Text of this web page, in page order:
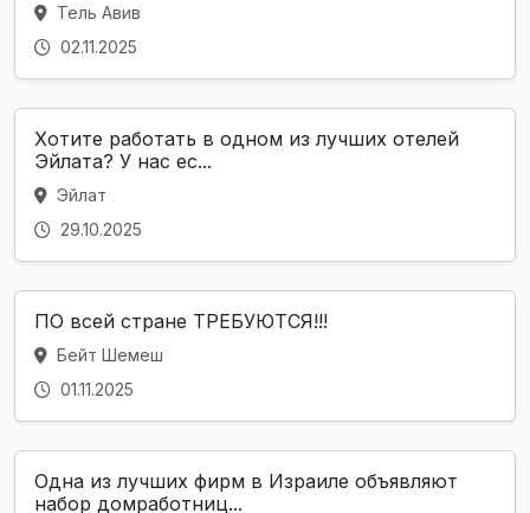
Тель Авив
02.11.2025
Хотите работать в одном из лучших отелей
Эйлата? У нас ес...
Эйлат
29.10.2025
ПО всей стране ТРЕБУЮТСЯ!!!
Бейт Шемеш
01.11.2025
Одна из лучших фирм в Израиле объявляют
набор домработниц...